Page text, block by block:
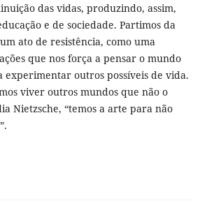
das vidas, produzindo, assim,
e de sociedade. Partimos da
ato de resistência, como uma
que nos força a pensar o mundo
experimentar outros possíveis de vida.
viver outros mundos que não o
Nietzsche, “temos a arte para não